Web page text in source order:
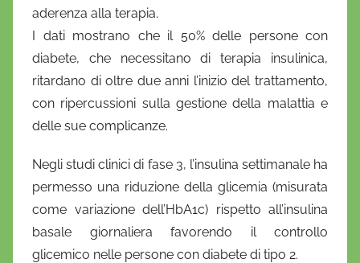
aderenza alla terapia.
I dati mostrano che il 50% delle persone con
diabete, che necessitano di terapia insulinica,
ritardano di oltre due anni l’inizio del trattamento,
con ripercussioni sulla gestione della malattia e
delle sue complicanze.
Negli studi clinici di fase 3, l’insulina settimanale ha
permesso una riduzione della glicemia (misurata
come variazione dell’HbA1c) rispetto all’insulina
basale giornaliera favorendo il controllo
glicemico nelle persone con diabete di tipo 2.